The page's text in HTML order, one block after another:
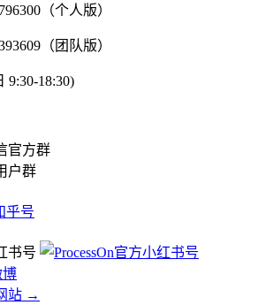
（个人版）
（团队版）
9:30-18:30)
户群
站 →